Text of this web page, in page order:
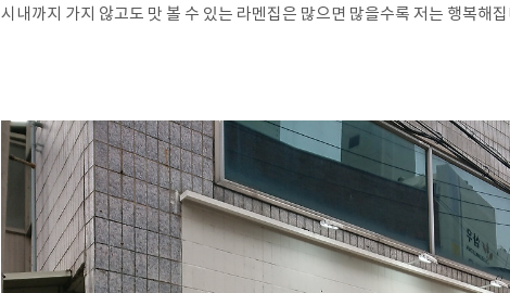
시내까지 가지 않고도 맛 볼 수 있는 라멘집은 많으면 많을수록 저는 행복해